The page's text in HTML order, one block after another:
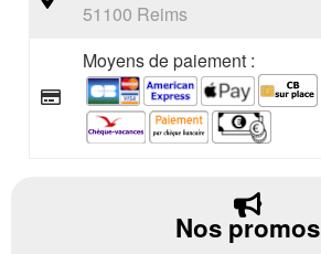
51100 Reims
Moyens de paiement :
Nos promos